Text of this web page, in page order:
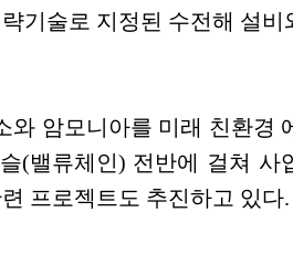
기술로 지정된 수전해 설
와 암모니아를 미래 친환경
(밸류체인) 전반에 걸쳐
프로젝트도 추진하고 있다.